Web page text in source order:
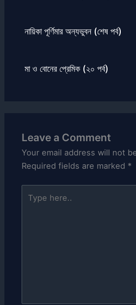
নায়িকা পূর্ণিমার অন্যভুবন (শেষ পর্ব)
মা ও বোনের প্রেমিক (২০ পর্ব)
Leave a Comment
Your email address will not
Required fields are marked *
here..